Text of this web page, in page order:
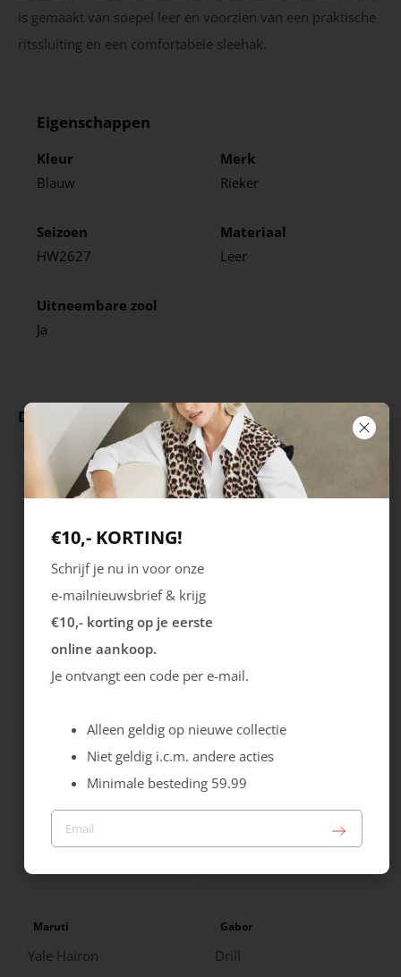
is gemaakt van soepel leer en voorzien van een praktische
ritssluiting en een comfortabele sleehak.
Eigenschappen
Kleur
Blauw
Merk
Rieker
Seizoen
HW2627
Materiaal
Leer
Uitneembare zool
Ja
Deze producten ga je leuk vinden
Rieker
Cristallino Roma
Maruti
Yale Hairon
Gabor
Drill
€10,- KORTING!
Schrijf je nu in voor onze
e-mailnieuwsbrief & krijg
€10,- korting op je eerste
online aankoop.
Je ontvangt een code per e-mail.
Alleen geldig op nieuwe collectie
Niet geldig i.c.m. andere acties
Minimale besteding 59.99